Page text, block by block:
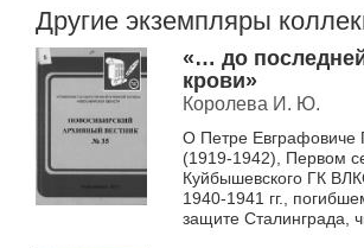
Другие экземпляры
«… до
крови»
Королева И. Ю.
О Петре Евграфовиче
(1919-1942), Первом
Куйбышевского ГК
1940-1941 гг.,
защите Сталинграда,